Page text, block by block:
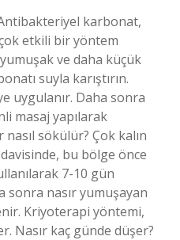
Antibakteriyel karbonat,
etkili bir yöntem
ve daha küçük
suyla karıştırın.
uygulanır. Daha sonra
masaj yapılarak
nasıl sökülür? Çok kalın
bu bölge önce
7-10 gün
sonra nasır yumuşayan
Kriyoterapi yöntemi,
Nasır kaç günde düşer?